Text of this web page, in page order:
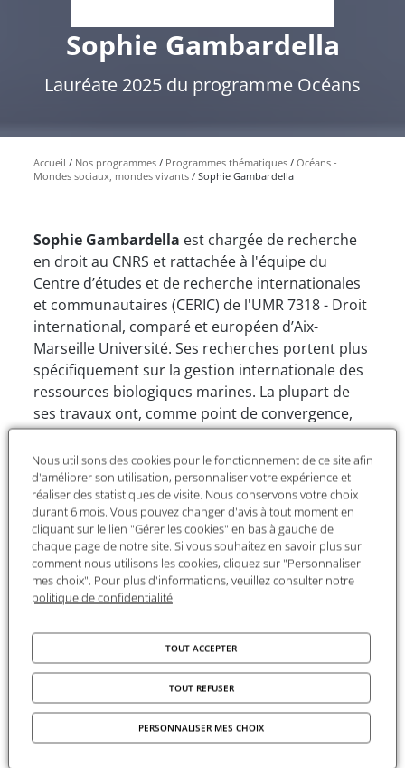
Sophie Gambardella
Lauréate 2025 du programme Océans
Accueil Nos programmes Programmes thématiques
Océans -
Mondes sociaux, mondes vivants
Sophie Gambardella
Sophie Gambardella est chargée de recherche
en droit au CNRS et rattachée à l'équipe du
Centre d’études et de recherche internationales
et communautaires (CERIC) de l'UMR 7318 - Droit
international, comparé et européen d’Aix-
Marseille Université. Ses recherches portent plus
spécifiquement sur la gestion internationale des
ressources biologiques marines. La plupart de
ses travaux ont, comme point de convergence,
une réflexion sur la « défragmentation » du droit
international de l’environnement. Sa volonté est
de réfléchir à la manière dont le droit de
l’environnement marin s’articule avec les autres
branches du droit international ; et de penser les
rapports entre science et droit dans le domaine
de la conservation de la biodiversité marine.
Aux usages actuels des grands fonds marins
(pêche, pose de câbles et de pipelines,
exploitation pétrolière et gazière ou encore des
Nous utilisons des cookies pour le fonctionnement de ce site afin
d'améliorer son utilisation, personnaliser votre expérience et
réaliser des statistiques de visite. Nous conservons votre choix
durant 6 mois. Vous pouvez changer d'avis à tout moment en
cliquant sur le lien "Gérer les cookies" en bas à gauche de
chaque page de notre site. Si vous souhaitez en savoir plus sur
comment nous utilisons les cookies, cliquez sur "Personnaliser
mes choix". Pour plus d'informations, veuillez consulter notre
politique de confidentialité.
TOUT ACCEPTER
TOUT REFUSER
PERSONNALISER MES CHOIX